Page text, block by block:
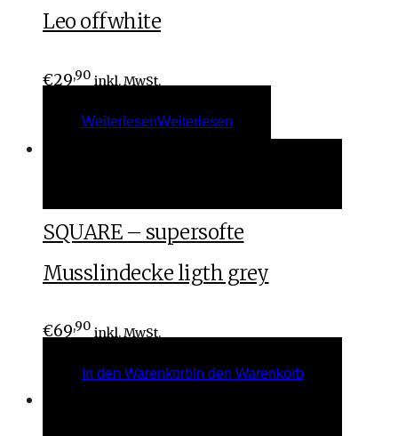
Leo offwhite
€29,90 inkl. MwSt.
WeiterlesenWeiterlesen
SQUARE – supersofte
Musslindecke ligth grey
€69,90 inkl. MwSt.
In den WarenkorbIn den Warenkorb